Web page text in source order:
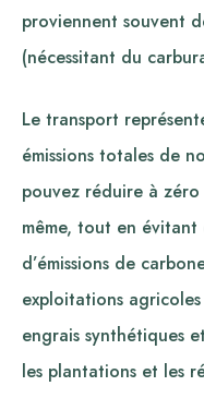
proviennent souvent
(nécessitant du
Le transport
émissions totales de
pouvez réduire à
même, tout en évitant
d’émissions de
exploitations
engrais synthétiques
les plantations et les